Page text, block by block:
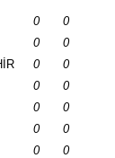
0
0
0
0
0
0
0
0
0
0
0
0
0
0